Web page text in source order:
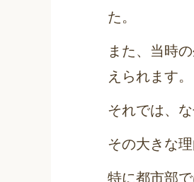
た。
また、当時
えられます。
それでは、
その大きな
特に都市部